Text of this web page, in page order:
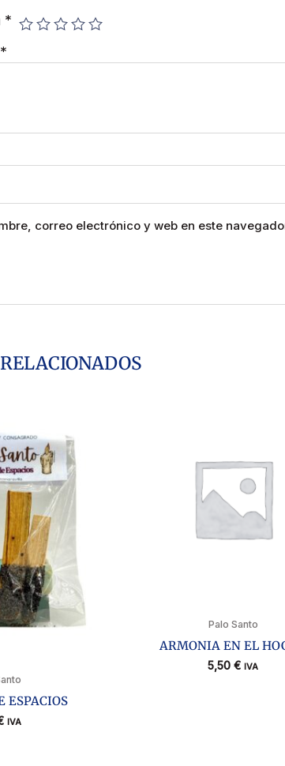
*
*
correo electrónico y web en este
ESPACIOS
IVA
Palo Santo
ARMONIA EN EL
5,50 € IVA